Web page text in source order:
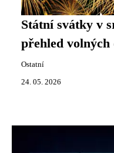
Státní svátky v
přehled volných
Ostatní
24. 05. 2026